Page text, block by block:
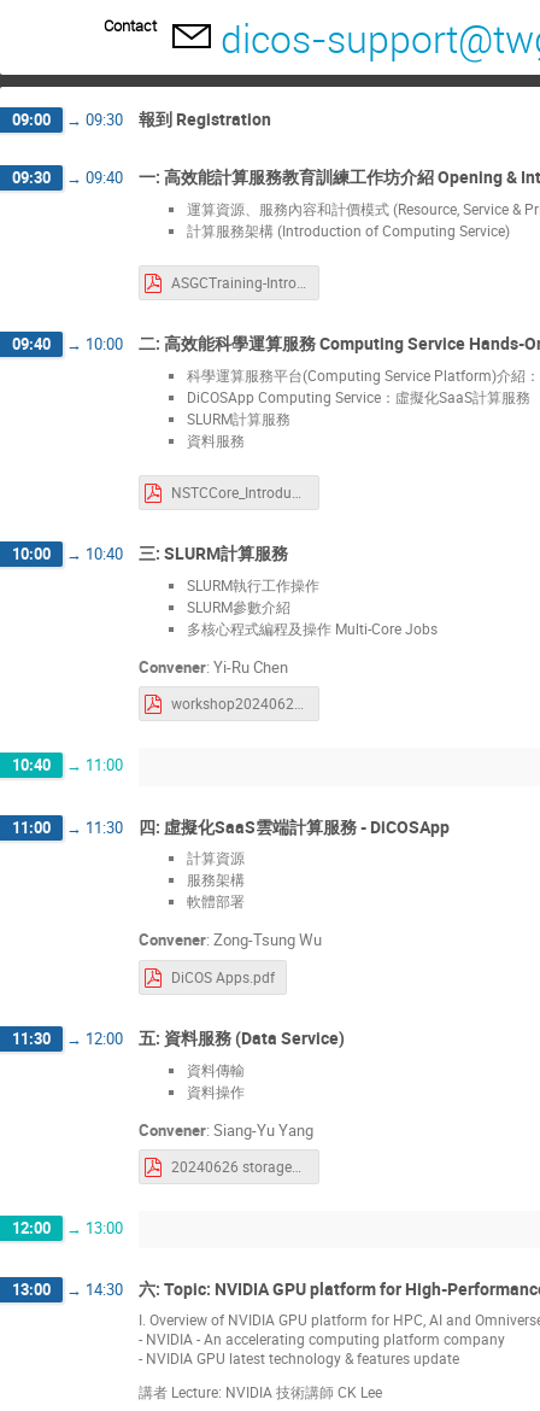
Contact dicos-
09:00 → 09:30 報到 Registration
09:30 → 09:40 一: 高效能計算服務教育訓練工作坊介紹 Opening &
運算資源、服務內容和計價模式 (Resource, Service &
計算服務架構 (Introduction of Computing Service)
ASGCTraining-Intro-20240626.pdf
09:40 → 10:00 二: 高效能科學運算服務 Computing Service Hands-
科學運算服務平台(Computing Service Platform)介紹：
DiCOSApp Computing Service：虛擬化SaaS計算服務
SLURM計算服務
資料服務
NSTCCore_Introduction_20240626.pdf
10:00 → 10:40 三: SLURM計算服務
SLURM執行工作操作
SLURM參數介紹
多核心程式編程及操作 Multi-Core Jobs
Convener: Yi-Ru Chen
workshop20240626.pdf
10:40 → 11:00
11:00 → 11:30 四: 虛擬化SaaS雲端計算服務 - DiCOSApp
計算資源
服務架構
軟體部署
Convener: Zong-Tsung Wu
DiCOS Apps.pdf
11:30 → 12:00 五: 資料服務 (Data Service)
資料傳輸
資料操作
Convener: Siang-Yu Yang
20240626 storage_data_transfer.pdf
12:00 → 13:00
13:00 → 14:30 六: Topic: NVIDIA GPU platform for High-
I. Overview of NVIDIA GPU platform for HPC, AI and
- NVIDIA - An accelerating computing platform company
- NVIDIA GPU latest technology & features update
講者 Lecture: NVIDIA 技術講師 CK Lee